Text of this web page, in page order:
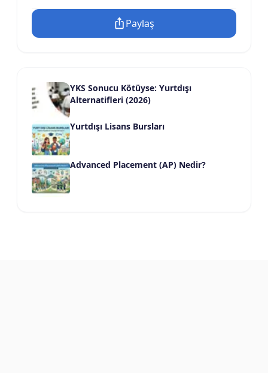
Paylaş
YKS Sonucu Kötüyse: Yurtdışı
Alternatifleri (2026)
Yurtdışı Lisans Bursları
Advanced Placement (AP) Nedir?